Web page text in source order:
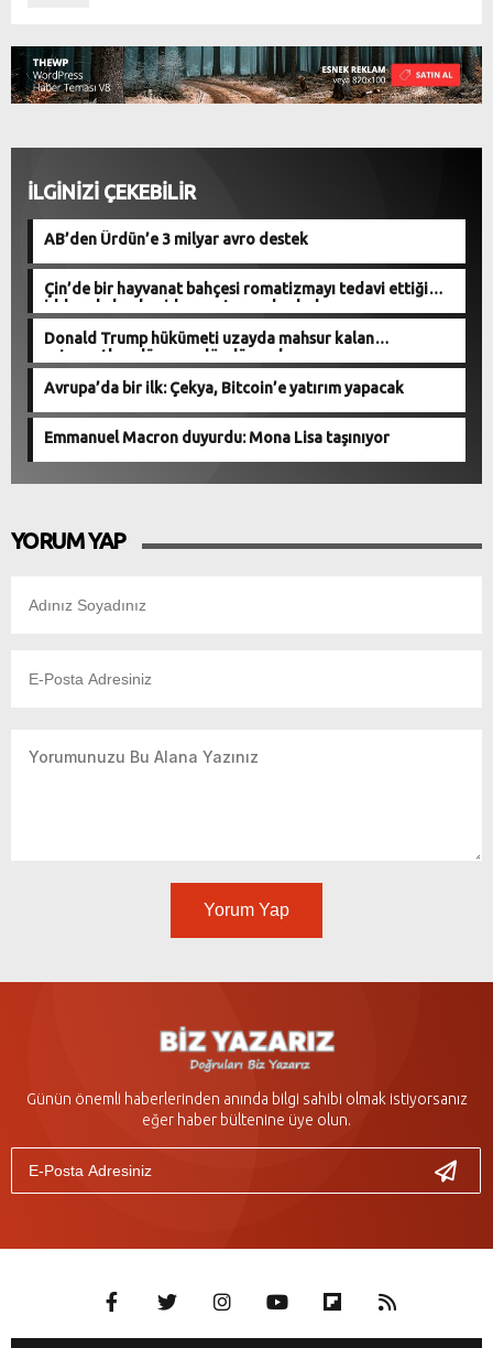
İLGİNİZİ ÇEKEBİLİR
AB’den Ürdün’e 3 milyar avro destek
Çin’de bir hayvanat bahçesi romatizmayı tedavi ettiği
iddasıyla kaplan idrarı satmaya başladı
Donald Trump hükümeti uzayda mahsur kalan
astronotları dünyaya döndürecek
Avrupa’da bir ilk: Çekya, Bitcoin’e yatırım yapacak
Emmanuel Macron duyurdu: Mona Lisa taşınıyor
YORUM YAP
Yorum Yap
Günün önemli haberlerinden anında bilgi sahibi olmak istiyorsanız
eğer haber bültenine üye olun.